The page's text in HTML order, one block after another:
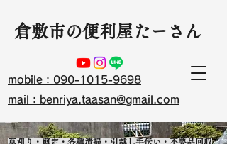
​倉敷市の便利屋たーさん
mobile：090-1015-9698
mail：benriya.taasan@gmail.com
草刈り・剪定・各種清掃・引越し手伝い・不要品回収